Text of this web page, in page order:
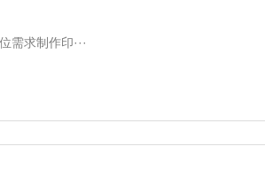
求制作印···